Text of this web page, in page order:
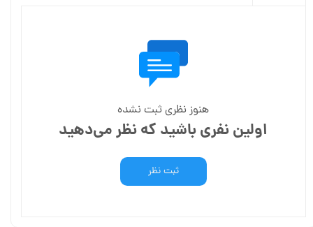
هنوز نظری ثبت نشده
اولین نفری باشید که نظر می‌دهید
ثبت نظر